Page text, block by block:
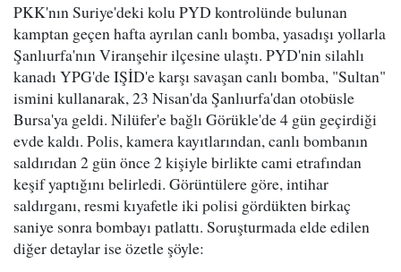
PKK'nın Suriye'deki kolu PYD kontrolünde bulunan
kamptan geçen hafta ayrılan canlı bomba, yasadışı yollarla
Şanlıurfa'nın Viranşehir ilçesine ulaştı. PYD'nin silahlı
kanadı YPG'de IŞİD'e karşı savaşan canlı bomba, "Sultan"
ismini kullanarak, 23 Nisan'da Şanlıurfa'dan otobüsle
Bursa'ya geldi. Nilüfer'e bağlı Görükle'de 4 gün geçirdiği
evde kaldı. Polis, kamera kayıtlarından, canlı bombanın
saldırıdan 2 gün önce 2 kişiyle birlikte cami etrafından
keşif yaptığını belirledi. Görüntülere göre, intihar
saldırganı, resmi kıyafetle iki polisi gördükten birkaç
saniye sonra bombayı patlattı. Soruşturmada elde edilen
diğer detaylar ise özetle şöyle: